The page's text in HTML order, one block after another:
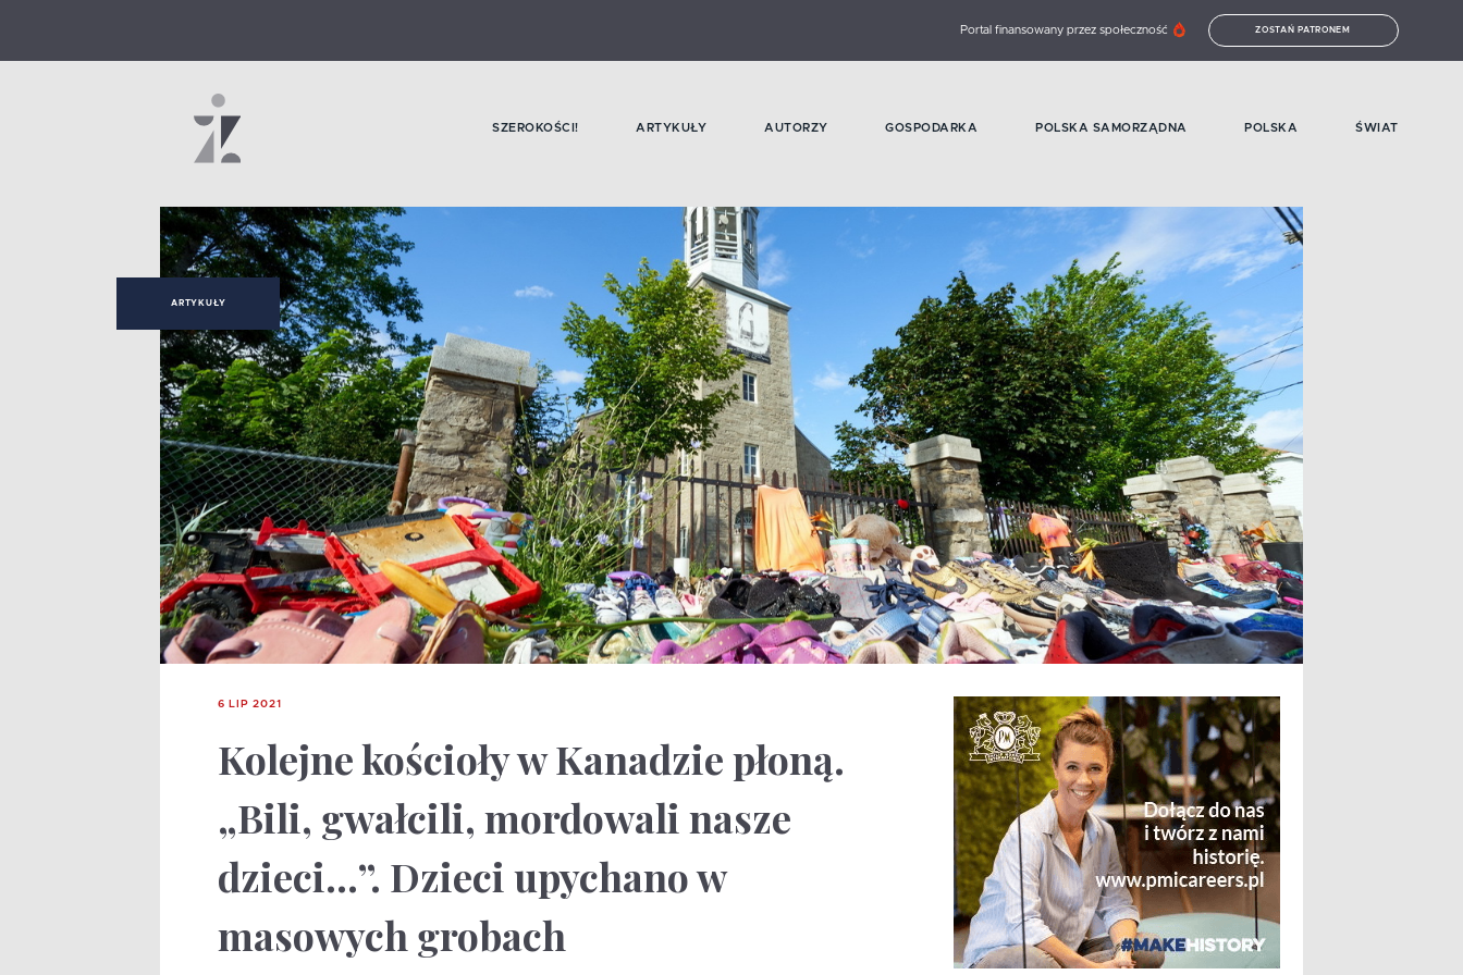
Portal finansowany przez społeczność ZOSTAŃ PATRONEM
SZEROKOŚCI! ARTYKUŁY AUTORZY GOSPODARKA POLSKA SAMORZĄDNA POLSKA ŚWIAT
ARTYKUŁY
6 LIP 2021
Kolejne kościoły w Kanadzie płoną.
„Bili, gwałcili, mordowali nasze
dzieci…”. Dzieci upychano w
masowych grobach